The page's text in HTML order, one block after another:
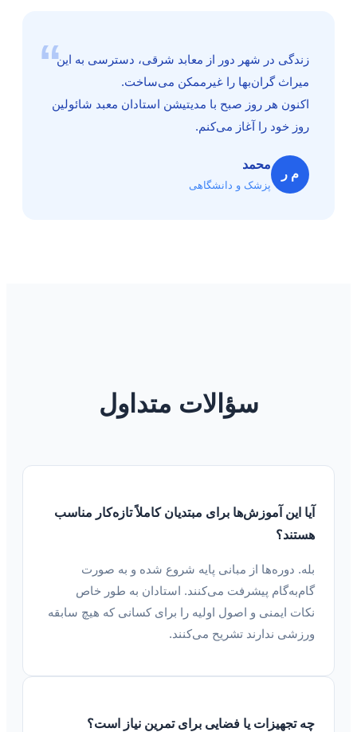
“زندگی در شهر دور از معابد شرقی، دسترسی به این
میراث گران‌بها را غیرممکن می‌ساخت.
اکنون هر روز صبح با مدیتیشن استادان معبد شائولین
روز خود را آغاز می‌کنم.
م ر
محمد
پزشک و دانشگاهی
سؤالات متداول
آیا این آموزش‌ها برای مبتدیان کاملاً تازه‌کار مناسب
هستند؟
بله. دوره‌ها از مبانی پایه شروع شده و به صورت
گام‌به‌گام پیشرفت می‌کنند. استادان به طور خاص
نکات ایمنی و اصول اولیه را برای کسانی که هیچ سابقه
ورزشی ندارند تشریح می‌کنند.
چه تجهیزات یا فضایی برای تمرین نیاز است؟